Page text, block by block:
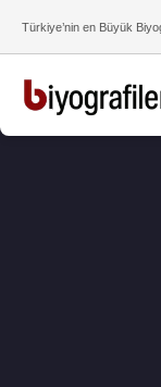
Türkiye’nin en Büyük